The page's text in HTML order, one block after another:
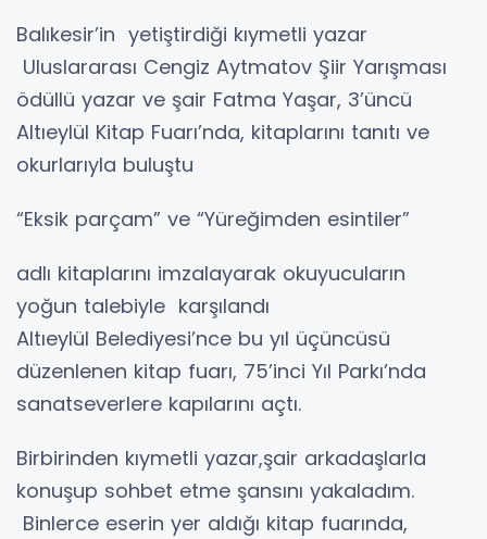
Balıkesir’in yetiştirdiği kıymetli yazar
Uluslararası Cengiz Aytmatov Şiir Yarışması
ödüllü yazar ve şair Fatma Yaşar, 3’üncü
Altıeylül Kitap Fuarı’nda, kitaplarını tanıtı ve
okurlarıyla buluştu
“Eksik parçam” ve “Yüreğimden esintiler”
adlı kitaplarını imzalayarak okuyucuların
yoğun talebiyle karşılandı
Altıeylül Belediyesi’nce bu yıl üçüncüsü
düzenlenen kitap fuarı, 75’inci Yıl Parkı’nda
sanatseverlere kapılarını açtı.
Birbirinden kıymetli yazar,şair arkadaşlarla
konuşup sohbet etme şansını yakaladım.
Binlerce eserin yer aldığı kitap fuarında,